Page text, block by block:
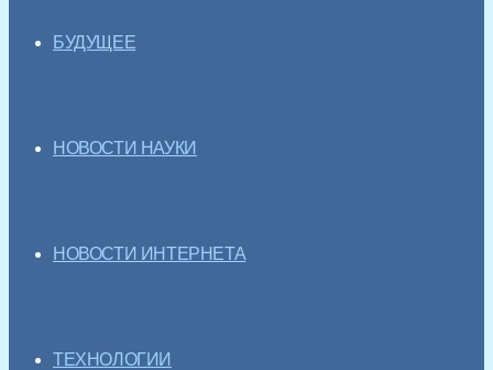
БУДУЩЕЕ
НОВОСТИ НАУКИ
НОВОСТИ ИНТЕРНЕТА
ТЕХНОЛОГИИ